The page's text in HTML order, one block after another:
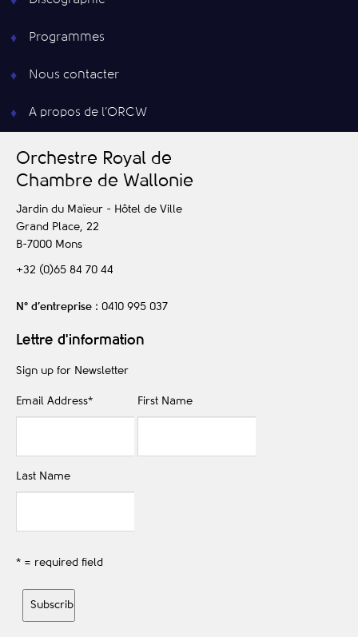
Programmes
Nous contacter
A propos de l’ORCW
Orchestre Royal de
Chambre de Wallonie
Jardin du Maïeur - Hôtel de Ville
Grand Place, 22
B-7000 Mons
+32 (0)65 84 70 44
N° d’entreprise : 0410 995 037
Lettre d'information
Sign up for Newsletter
Email Address* First Name
Last Name
* = required field